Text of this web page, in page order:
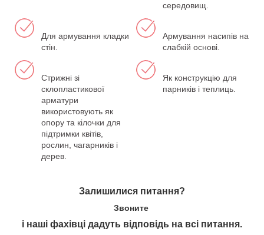
середовищ.
Для армування кладки
стін.
Армування насипів на
слабкій основі.
Стрижні зі
склопластикової
арматури
використовують як
опору та кілочки для
підтримки квітів,
рослин, чагарників і
дерев.
Як конструкцію для
парників і теплиць.
Залишилися питання?
Звоните
і наші фахівці дадуть відповідь на всі питання.